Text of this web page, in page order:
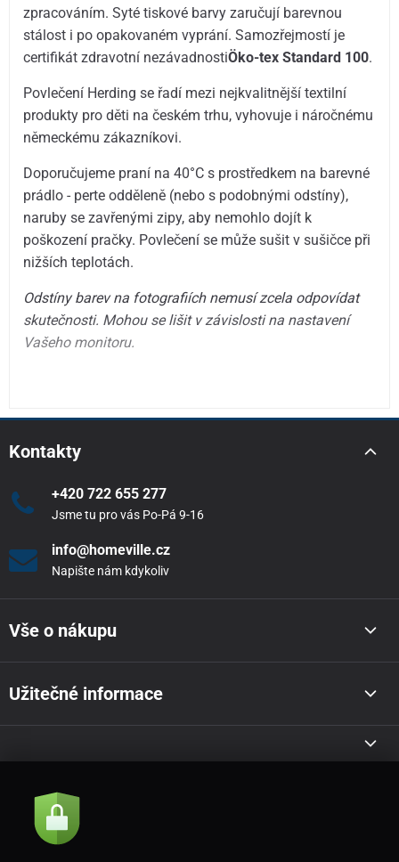
zpracováním. Syté tiskové barvy zaručují barevnou
stálost i po opakovaném vyprání. Samozřejmostí je
certifikát zdravotní nezávadnostiÖko-tex Standard 100.
Povlečení Herding se řadí mezi nejkvalitnější textilní
produkty pro děti na českém trhu, vyhovuje i náročnému
německému zákazníkovi.
Doporučujeme praní na 40°C s prostředkem na barevné
prádlo - perte odděleně (nebo s podobnými odstíny),
naruby se zavřenými zipy, aby nemohlo dojít k
poškození pračky. Povlečení se může sušit v sušičce při
nižších teplotách.
Odstíny barev na fotografiích nemusí zcela odpovídat
skutečnosti. Mohou se lišit v závislosti na nastavení
Vašeho monitoru.
Kontakty
+420 722 655 277
Jsme tu pro vás Po-Pá 9-16
info@homeville.cz
Napište nám kdykoliv
Vše o nákupu
Užitečné informace
Akce a novinky e-mailem